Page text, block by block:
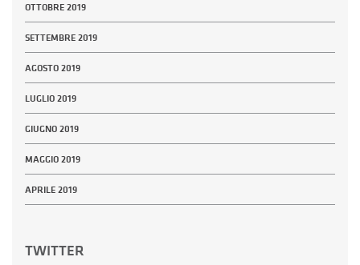
OTTOBRE 2019
SETTEMBRE 2019
AGOSTO 2019
LUGLIO 2019
GIUGNO 2019
MAGGIO 2019
APRILE 2019
TWITTER